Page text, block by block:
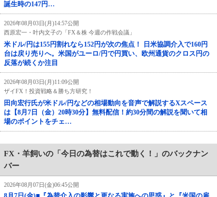
誕生時の147円…
2026年08月03日(月)14:57公開
西原宏一・叶内文子の「FX＆株 今週の作戦会議」
米ドル/円は155円割れなら152円が次の焦点！ 日米協調介入で160円
台は戻り売りへ。米国がユーロ/円で円買い、欧州通貨のクロス円の
反落が続くか注目
2026年08月03日(月)11:09公開
ザイFX！投資戦略＆勝ち方研究！
田向宏行氏が米ドル/円などの相場動向を音声で解説するXスペース
は【8月7日（金）20時30分】無料配信！約30分間の解説を聞いて相
場のポイントをチェ…
FX・羊飼いの「今日の為替はこれで動く！」のバックナン
バー
2026年08月07日(金)06:45公開